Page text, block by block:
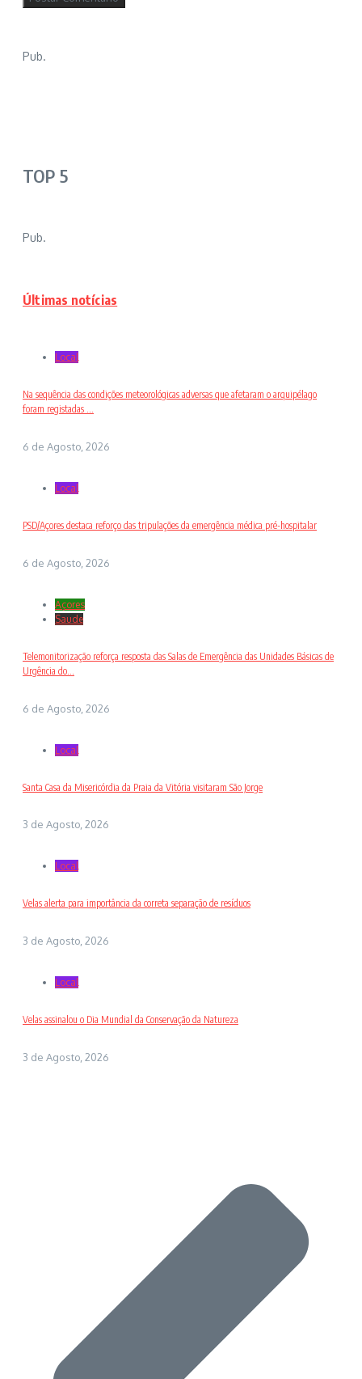
Pub.
TOP 5
Pub.
Últimas notícias
Local
Na sequência das condições meteorológicas adversas que afetaram o arquipélago
foram registadas ...
6 de Agosto, 2026
Local
PSD/Açores destaca reforço das tripulações da emergência médica pré-hospitalar
6 de Agosto, 2026
Açores
Saude
Telemonitorização reforça resposta das Salas de Emergência das Unidades Básicas de
Urgência do...
6 de Agosto, 2026
Local
Santa Casa da Misericórdia da Praia da Vitória visitaram São Jorge
3 de Agosto, 2026
Local
Velas alerta para importância da correta separação de resíduos
3 de Agosto, 2026
Local
Velas assinalou o Dia Mundial da Conservação da Natureza
3 de Agosto, 2026